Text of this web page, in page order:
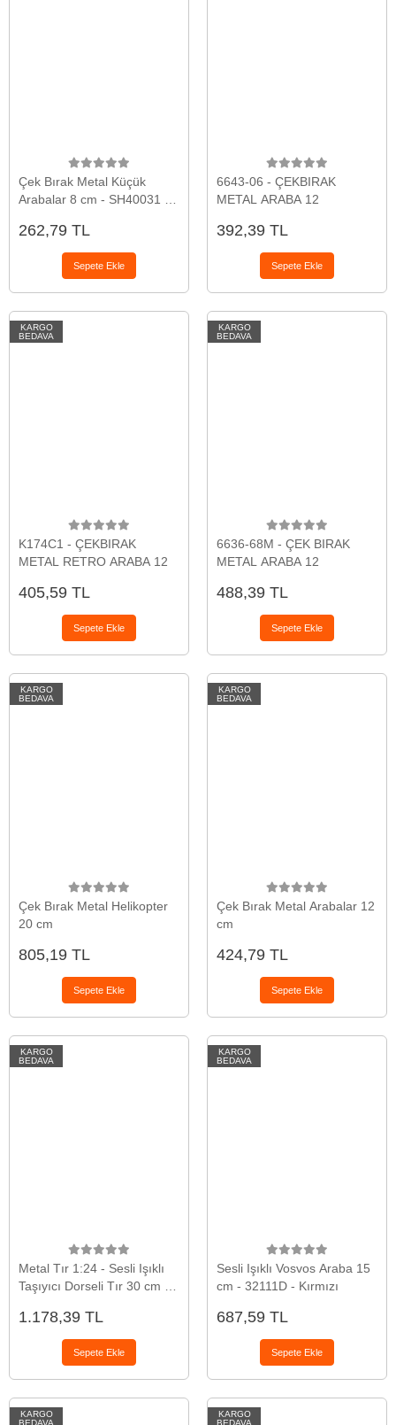
Çek Bırak Metal Küçük
Arabalar 8 cm - SH40031 -
262,79 TL
Sepete Ekle
6643-06 - ÇEKBIRAK
METAL ARABA 12
392,39 TL
Sepete Ekle
KARGO
BEDAVA
K174C1 - ÇEKBIRAK
METAL RETRO ARABA 12
405,59 TL
Sepete Ekle
KARGO
BEDAVA
6636-68M - ÇEK BIRAK
METAL ARABA 12
488,39 TL
Sepete Ekle
KARGO
BEDAVA
Çek Bırak Metal Helikopter
20 cm
805,19 TL
Sepete Ekle
KARGO
BEDAVA
Çek Bırak Metal Arabalar 12
cm
424,79 TL
Sepete Ekle
KARGO
BEDAVA
Metal Tır 1:24 - Sesli Işıklı
Taşıyıcı Dorseli Tır 30 cm -
1.178,39 TL
Sepete Ekle
KARGO
BEDAVA
Sesli Işıklı Vosvos Araba 15
cm - 32111D - Kırmızı
687,59 TL
Sepete Ekle
KARGO
BEDAVA
KARGO
BEDAVA